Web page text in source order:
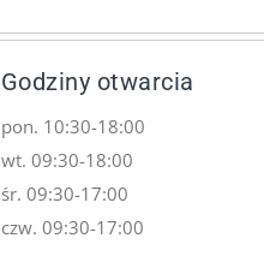
Godziny otwarcia
pon. 10:30-18:00
wt. 09:30-18:00
śr. 09:30-17:00
czw. 09:30-17:00